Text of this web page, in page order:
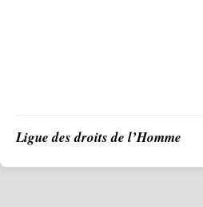
Ligue des droits de l’Homme